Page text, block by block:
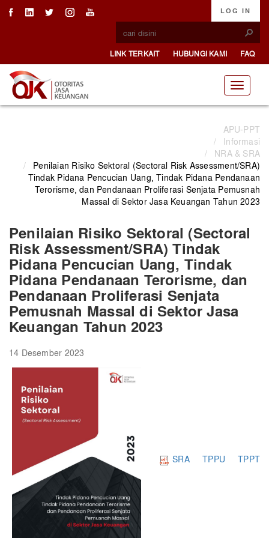
LOG IN
LINK TERKAIT HUBUNGI KAMI FAQ
APU-PPT
/
Informasi
/
NRA & SRA
/
Penilaian Risiko Sektoral (Sectoral Risk Assessment/SRA)
Tindak Pidana Pencucian Uang, Tindak Pidana Pendanaan
Terorisme, dan Pendanaan Proliferasi Senjata Pemusnah
Massal di Sektor Jasa Keuangan Tahun 2023
Penilaian Risiko Sektoral (Sectoral
Risk Assessment/SRA) Tindak
Pidana Pencucian Uang, Tindak
Pidana Pendanaan Terorisme, dan
Pendanaan Proliferasi Senjata
Pemusnah Massal di Sektor Jasa
Keuangan Tahun 2023
14 Desember 2023
SRA TPPU TPPT